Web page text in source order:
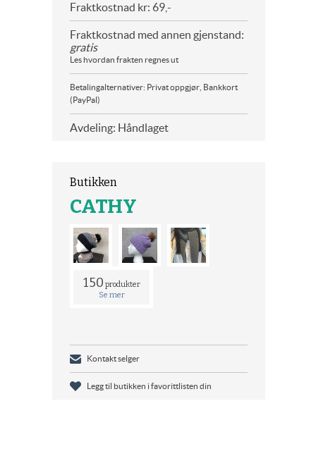
Fraktkostnad kr: 69,-
Fraktkostnad med annen gjenstand:
gratis
Les hvordan frakten regnes ut
Betalingalternativer: Privat oppgjør, Bankkort
(PayPal)
Avdeling: Håndlaget
Butikken
CATHY
150 produkter
Se mer
Kontakt selger
Legg til butikken i favorittlisten din